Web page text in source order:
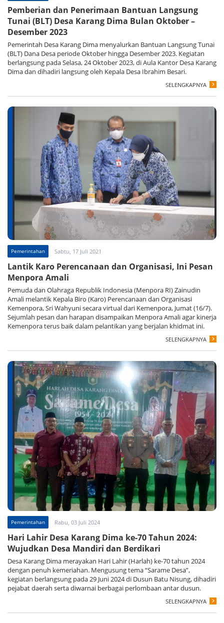
Pemberian dan Penerimaan Bantuan Langsung
Tunai (BLT) Desa Karang Dima Bulan Oktober –
Desember 2023
Pemerintah Desa Karang Dima menyalurkan Bantuan Langsung Tunai
(BLT) Dana Desa periode Oktober hingga Desember 2023. Kegiatan
berlangsung pada Selasa, 24 Oktober 2023, di Aula Kantor Desa Karang
Dima dan dihadiri langsung oleh Kepala Desa Ibrahim Besari.
SELENGKAPNYA
Pemerintahan Sabtu, 17 Juli 2021
Lantik Karo Perencanaan dan Organisasi, Ini Pesan
Menpora Amali
Pemuda dan Olahraga Republik Indonesia (Menpora RI) Zainudin
Amali melantik Kepala Biro (Karo) Perencanaan dan Organisasi
Kemenpora, Sri Wahyuni secara virtual dari Kemenpora, Jumat (16/7).
Sejumlah pesan dan harapan disampaikan Menpora Amali agar kinerja
Kemenpora terus baik dalam pelantikan yang berjalan khidmat ini.
SELENGKAPNYA
Pemerintahan Rabu, 03 Juli 2024
Hari Lahir Desa Karang Dima ke-70 Tahun 2024:
Wujudkan Desa Mandiri dan Berdikari
Desa Karang Dima merayakan Hari Lahir (Harlah) ke-70 tahun 2024
dengan penuh kemeriahan. Mengusung tema “Sarame Desa”,
kegiatan berlangsung pada 29 Juni 2024 di Dusun Batu Nisung, dihadiri
pejabat daerah serta diwarnai berbagai perlombaan antar dusun.
SELENGKAPNYA